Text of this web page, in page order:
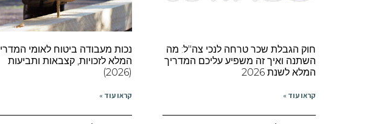
חוק הגבלת שכר טרחה לנכי צה"ל: מה
השתנה ואיך זה משפיע עליכם המדריך
המלא לשנת 2026
קראו עוד »
נכות מעבודה ביטוח לאומי
המלא לזכויות, קצבאות ותביעות
(2026)
קראו עוד »